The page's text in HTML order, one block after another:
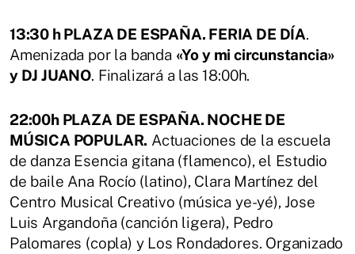
13:30 h PLAZA DE ESPAÑA. FERIA DE DÍA.
Amenizada por la banda «Yo y mi circunstancia»
y DJ JUANO. Finalizará a las 18:00h.
22:00h PLAZA DE ESPAÑA. NOCHE DE
MÚSICA POPULAR. Actuaciones de la escuela
de danza Esencia gitana (flamenco), el Estudio
de baile Ana Rocío (latino), Clara Martínez del
Centro Musical Creativo (música ye-yé), Jose
Luis Argandoña (canción ligera), Pedro
Palomares (copla) y Los Rondadores. Organizado